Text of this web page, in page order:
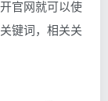
官网就可以使
键词，相关关